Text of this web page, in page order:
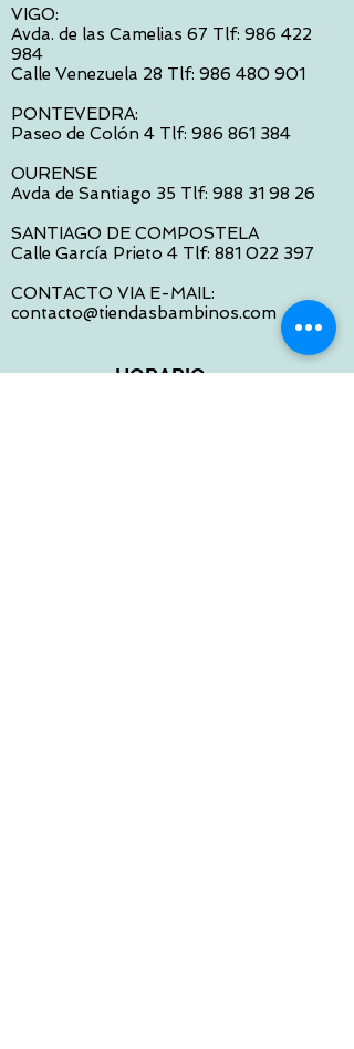
VIGO:
Avda. de las Camelias 67 Tlf: 986 422
984
Calle Venezuela 28 Tlf: 986 480 901
PONTEVEDRA:
Paseo de Colón 4 Tlf: 986 861 384
OURENSE
Avda de Santiago 35 Tlf: 988 31 98 26
SANTIAGO DE COMPOSTELA
Calle García Prieto 4 Tlf: 881 022 397
CONTACTO VIA E-MAIL:
contacto@tiendasbambinos.com
HORARIO